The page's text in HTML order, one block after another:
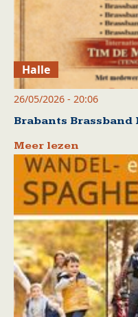
Halle
26/05/2026 - 20:06
Brabants Brassband
Meer lezen